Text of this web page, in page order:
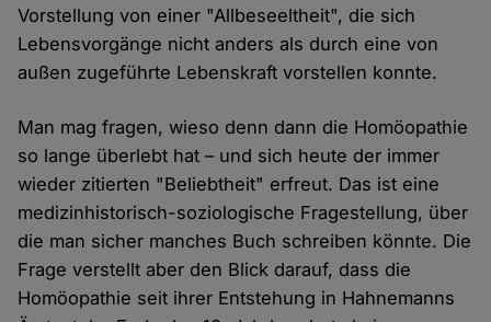
Vorstellung von einer "Allbeseeltheit", die sich
Lebensvorgänge nicht anders als durch eine von
außen zugeführte Lebenskraft vorstellen konnte.
Man mag fragen, wieso denn dann die Homöopathie
so lange überlebt hat – und sich heute der immer
wieder zitierten "Beliebtheit" erfreut. Das ist eine
medizinhistorisch-soziologische Fragestellung, über
die man sicher manches Buch schreiben könnte. Die
Frage verstellt aber den Blick darauf, dass die
Homöopathie seit ihrer Entstehung in Hahnemanns